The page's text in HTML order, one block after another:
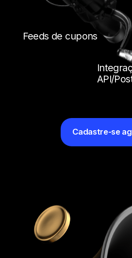
Feeds de cupons
API/
Cadastre-se